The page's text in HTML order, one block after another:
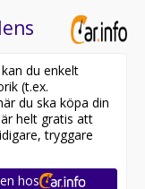
?series=a3
0.41 l/mil
du enkelt
(t.ex.
du ska köpa din
helt gratis att
tryggare
hos